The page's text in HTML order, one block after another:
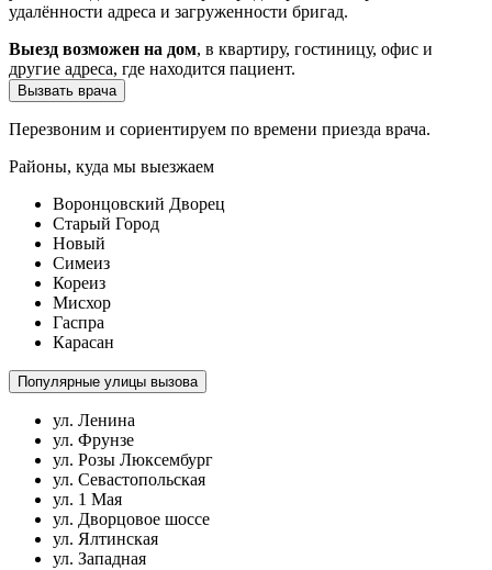
удалённости адреса и загруженности бригад.
Выезд возможен на дом, в квартиру, гостиницу, офис и
другие адреса, где находится пациент.
Вызвать врача
Перезвоним и сориентируем по времени приезда врача.
Районы, куда мы выезжаем
Воронцовский Дворец
Старый Город
Новый
Симеиз
Кореиз
Мисхор
Гаспра
Карасан
Популярные улицы вызова
ул. Ленина
ул. Фрунзе
ул. Розы Люксембург
ул. Севастопольская
ул. 1 Мая
ул. Дворцовое шоссе
ул. Ялтинская
ул. Западная